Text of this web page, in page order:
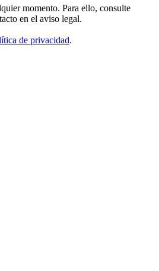
momento. Para ello, consulte
en el aviso legal.
de privacidad.